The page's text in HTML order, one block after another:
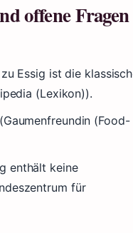
offene Fragen
Essig ist die
(Lexikon)).
(Food-
enthält keine
für